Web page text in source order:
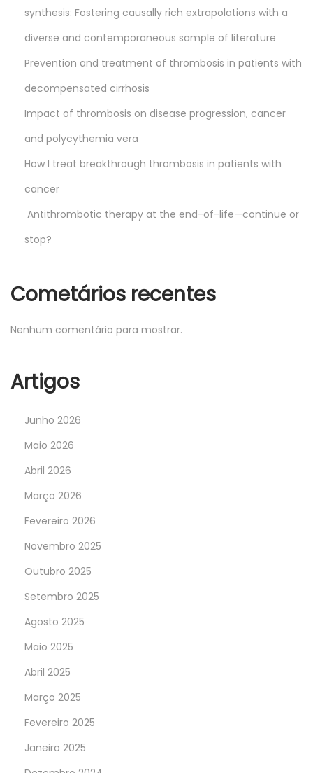
synthesis: Fostering causally rich extrapolations with a
diverse and contemporaneous sample of literature
Prevention and treatment of thrombosis in patients with
decompensated cirrhosis
Impact of thrombosis on disease progression, cancer
and polycythemia vera
How I treat breakthrough thrombosis in patients with
cancer
Antithrombotic therapy at the end-of-life—continue or
stop?
Cometários recentes
Nenhum comentário para mostrar.
Artigos
Junho 2026
Maio 2026
Abril 2026
Março 2026
Fevereiro 2026
Novembro 2025
Outubro 2025
Setembro 2025
Agosto 2025
Maio 2025
Abril 2025
Março 2025
Fevereiro 2025
Janeiro 2025